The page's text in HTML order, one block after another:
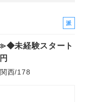
派
社
未経験スタート
西/178